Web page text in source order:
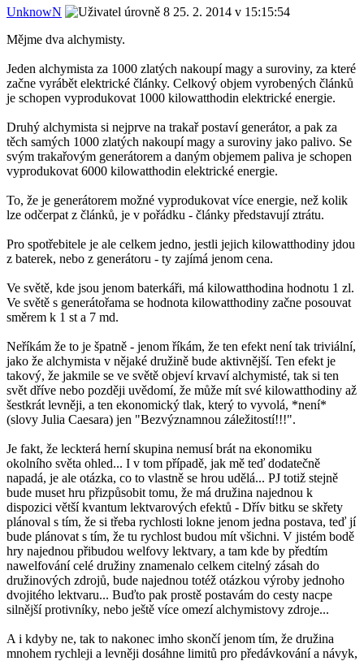
UnknowN
25. 2. 2014 v 15:15:54
Mějme dva alchymisty.
Jeden alchymista za 1000 zlatých nakoupí magy a suroviny, za které
začne vyrábět elektrické články. Celkový objem vyrobených článků
je schopen vyprodukovat 1000 kilowatthodin elektrické energie.
Druhý alchymista si nejprve na trakař postaví generátor, a pak za
těch samých 1000 zlatých nakoupí magy a suroviny jako palivo. Se
svým trakařovým generátorem a daným objemem paliva je schopen
vyprodukovat 6000 kilowatthodin elektrické energie.
To, že je generátorem možné vyprodukovat více energie, než kolik
lze odčerpat z článků, je v pořádku - články představují ztrátu.
Pro spotřebitele je ale celkem jedno, jestli jejich kilowatthodiny jdou
z baterek, nebo z generátoru - ty zajímá jenom cena.
Ve světě, kde jsou jenom baterkáři, má kilowatthodina hodnotu 1 zl.
Ve světě s generátořama se hodnota kilowatthodiny začne posouvat
směrem k 1 st a 7 md.
Neříkám že to je špatně - jenom říkám, že ten efekt není tak triviální,
jako že alchymista v nějaké družině bude aktivnější. Ten efekt je
takový, že jakmile se ve světě objeví krvaví alchymisté, tak si ten
svět dříve nebo později uvědomí, že může mít své kilowatthodiny až
šestkrát levněji, a ten ekonomický tlak, který to vyvolá, *není*
(slovy Julia Caesara) jen "Bezvýznamnou záležitostí!!!".
Je fakt, že leckterá herní skupina nemusí brát na ekonomiku
okolního světa ohled... I v tom případě, jak mě teď dodatečně
napadá, je ale otázka, co to vlastně se hrou udělá... PJ totiž stejně
bude muset hru přizpůsobit tomu, že má družina najednou k
dispozici větší kvantum lektvarových efektů - Dřív bitku se skřety
plánoval s tím, že si třeba rychlosti lokne jenom jedna postava, teď jí
bude plánovat s tím, že tu rychlost budou mít všichni. V jistém bodě
hry najednou přibudou welfovy lektvary, a tam kde by předtím
nawelfování celé družiny znamenalo celkem citelný zásah do
družinových zdrojů, bude najednou totéž otázkou výroby jednoho
dvojitého lektvaru... Buďto pak prostě postavám do cesty nacpe
silnější protivníky, nebo ještě více omezí alchymistovy zdroje...
A i kdyby ne, tak to nakonec imho skončí jenom tím, že družina
mnohem rychleji a levněji dosáhne limitů pro předávkování a návyk,